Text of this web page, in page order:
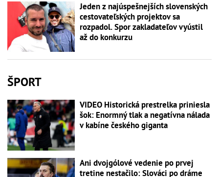
Jeden z najúspešnejších slovenských
cestovateľských projektov sa
rozpadol. Spor zakladateľov vyústil
až do konkurzu
ŠPORT
VIDEO Historická prestrelka priniesla
šok: Enormný tlak a negatívna nálada
v kabíne českého giganta
Ani dvojgólové vedenie po prvej
tretine nestačilo: Slováci po dráme